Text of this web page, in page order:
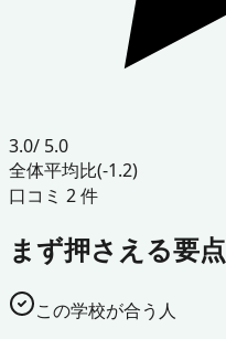
3.0/ 5.0
全体平均比(-1.2)
口コミ 2件
まず押さえる要点
この学校が合う人